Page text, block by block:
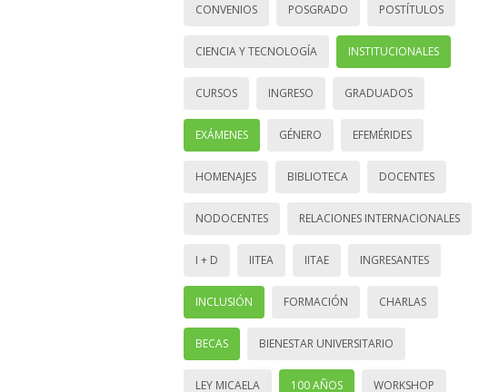
CONVENIOS POSGRADO POSTÍTULOS
CIENCIA Y TECNOLOGÍA INSTITUCIONALES
CURSOS INGRESO GRADUADOS
EXÁMENES GÉNERO EFEMÉRIDES
HOMENAJES BIBLIOTECA DOCENTES
NODOCENTES RELACIONES INTERNACIONALES
I + D IITEA IITAE INGRESANTES
INCLUSIÓN FORMACIÓN CHARLAS
BECAS BIENESTAR UNIVERSITARIO
LEY MICAELA 100 AÑOS WORKSHOP